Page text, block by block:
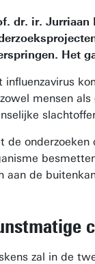
dr. ir. Jurriaan
Het
influenzavirus
mensen
de
aan de
zal in de